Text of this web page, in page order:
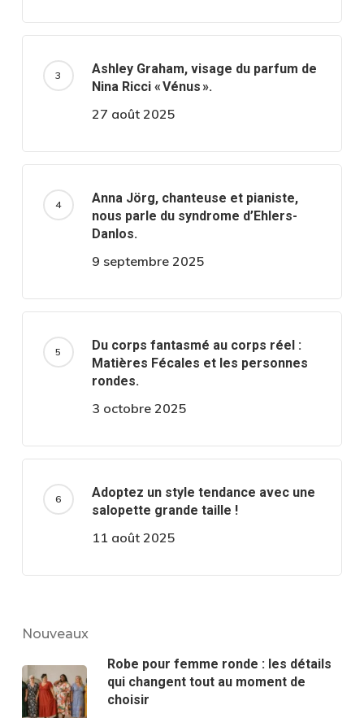
Ashley Graham, visage du parfum de
Nina Ricci « Vénus ».
27 août 2025
Anna Jörg, chanteuse et pianiste,
nous parle du syndrome d’Ehlers-
Danlos.
9 septembre 2025
Du corps fantasmé au corps réel :
Matières Fécales et les personnes
rondes.
3 octobre 2025
Adoptez un style tendance avec une
salopette grande taille !
11 août 2025
Nouveaux
Robe pour femme ronde : les détails
qui changent tout au moment de
choisir